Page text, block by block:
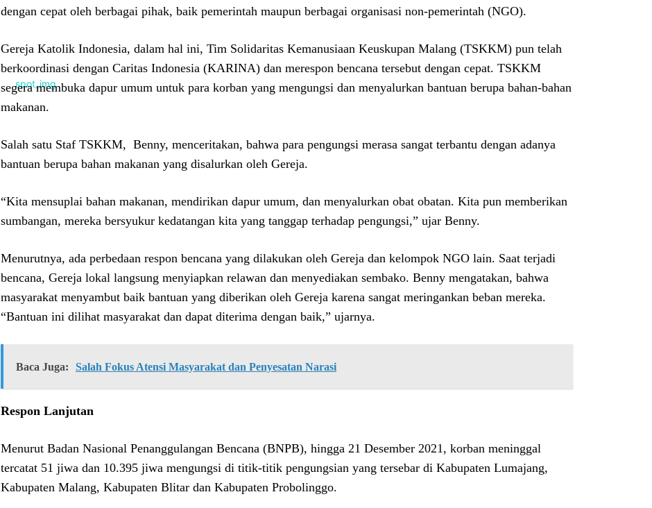
dengan cepat oleh berbagai pihak, baik pemerintah maupun berbagai organisasi non-pemerintah (NGO).
Gereja Katolik Indonesia, dalam hal ini, Tim Solidaritas Kemanusiaan Keuskupan Malang (TSKKM) pun telah
berkoordinasi dengan Caritas Indonesia (KARINA) dan merespon bencana tersebut dengan cepat. TSKKM
segera membuka dapur umum untuk para korban yang mengungsi dan menyalurkan bantuan berupa bahan-bahan
makanan.
Salah satu Staf TSKKM, Benny, menceritakan, bahwa para pengungsi merasa sangat terbantu dengan adanya
bantuan berupa bahan makanan yang disalurkan oleh Gereja.
“Kita mensuplai bahan makanan, mendirikan dapur umum, dan menyalurkan obat obatan. Kita pun memberikan
sumbangan, mereka bersyukur kedatangan kita yang tanggap terhadap pengungsi,” ujar Benny.
Menurutnya, ada perbedaan respon bencana yang dilakukan oleh Gereja dan kelompok NGO lain. Saat terjadi
bencana, Gereja lokal langsung menyiapkan relawan dan menyediakan sembako. Benny mengatakan, bahwa
masyarakat menyambut baik bantuan yang diberikan oleh Gereja karena sangat meringankan beban mereka.
“Bantuan ini dilihat masyarakat dan dapat diterima dengan baik,” ujarnya.
Baca Juga: Salah Fokus Atensi Masyarakat dan Penyesatan Narasi
Respon Lanjutan
Menurut Badan Nasional Penanggulangan Bencana (BNPB), hingga 21 Desember 2021, korban meninggal
tercatat 51 jiwa dan 10.395 jiwa mengungsi di titik-titik pengungsian yang tersebar di Kabupaten Lumajang,
Kabupaten Malang, Kabupaten Blitar dan Kabupaten Probolinggo.